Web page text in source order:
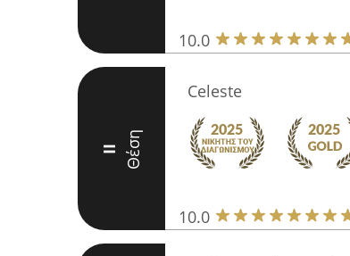
10.0
II Θέση
Celeste
10.0